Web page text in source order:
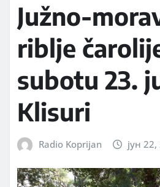
Južno-
riblje
subotu 23.
Klisuri
Radio Koprijan јун